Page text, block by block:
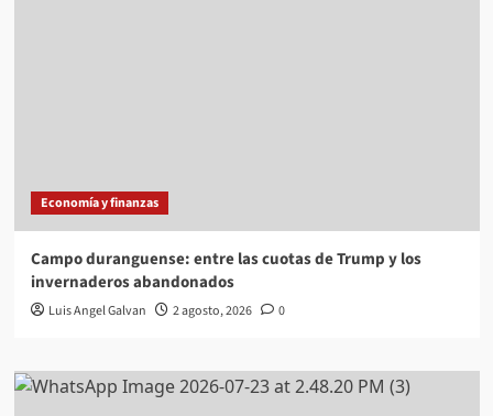
Economía y finanzas
Campo duranguense: entre las cuotas de Trump y los
invernaderos abandonados
Luis Angel Galvan 2 agosto, 2026 0